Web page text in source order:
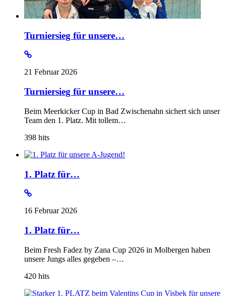
Turniersieg für unsere…
21 Februar 2026
Turniersieg für unsere…
Beim Meerkicker Cup in Bad Zwischenahn sichert sich unser
Team den 1. Platz. Mit tollem…
398 hits
1. Platz für…
16 Februar 2026
1. Platz für…
Beim Fresh Fadez by Zana Cup 2026 in Molbergen haben
unsere Jungs alles gegeben –…
420 hits